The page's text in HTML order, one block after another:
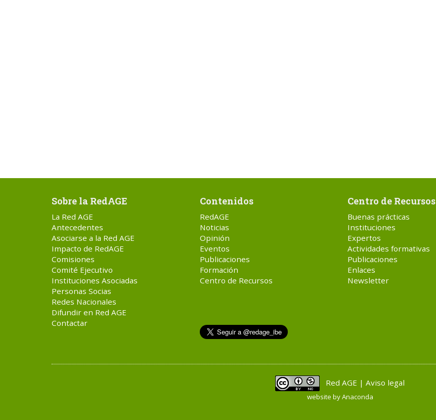
Sobre la RedAGE
La Red AGE
Antecedentes
Asociarse a la Red AGE
Impacto de RedAGE
Comisiones
Comité Ejecutivo
Instituciones Asociadas
Personas Socias
Redes Nacionales
Difundir en Red AGE
Contactar
Contenidos
RedAGE
Noticias
Opinión
Eventos
Publicaciones
Formación
Centro de Recursos
Centro de Recursos
Buenas prácticas
Instituciones
Expertos
Actividades formativas
Publicaciones
Enlaces
Newsletter
Red AGE | Aviso legal
website byAnaconda